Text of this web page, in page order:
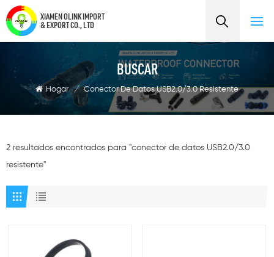
XIAMEN OLINK IMPORT
& EXPORT CO., LTD
BUSCAR
Hogar / Conector De Datos USB2.0/3.0 Resistente
2 resultados encontrados para "conector de datos USB2.0/3.0
resistente"